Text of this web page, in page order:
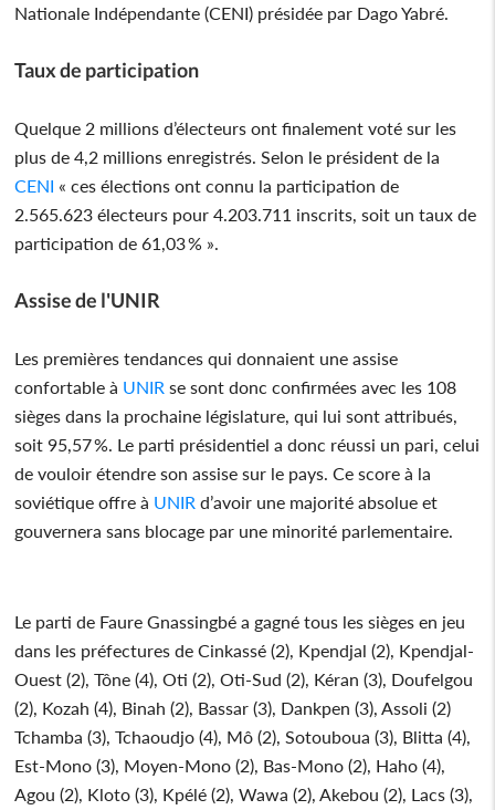
Nationale Indépendante (CENI) présidée par Dago Yabré.
Taux de participation
Quelque 2 millions d’électeurs ont finalement voté sur les
plus de 4,2 millions enregistrés. Selon le président de la
CENI « ces élections ont connu la participation de
2.565.623 électeurs pour 4.203.711 inscrits, soit un taux de
participation de 61,03 % ».
Assise de l'UNIR
Les premières tendances qui donnaient une assise
confortable à UNIR se sont donc confirmées avec les 108
sièges dans la prochaine législature, qui lui sont attribués,
soit 95,57 %. Le parti présidentiel a donc réussi un pari, celui
de vouloir étendre son assise sur le pays. Ce score à la
soviétique offre à UNIR d’avoir une majorité absolue et
gouvernera sans blocage par une minorité parlementaire.
Le parti de Faure Gnassingbé a gagné tous les sièges en jeu
dans les préfectures de Cinkassé (2), Kpendjal (2), Kpendjal-
Ouest (2), Tône (4), Oti (2), Oti-Sud (2), Kéran (3), Doufelgou
(2), Kozah (4), Binah (2), Bassar (3), Dankpen (3), Assoli (2)
Tchamba (3), Tchaoudjo (4), Mô (2), Sotouboua (3), Blitta (4),
Est-Mono (3), Moyen-Mono (2), Bas-Mono (2), Haho (4),
Agou (2), Kloto (3), Kpélé (2), Wawa (2), Akebou (2), Lacs (3),